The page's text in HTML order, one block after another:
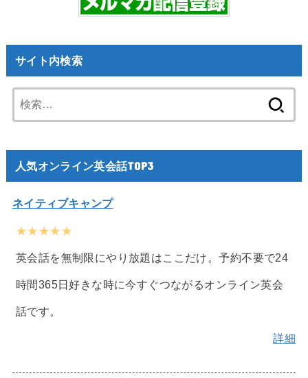
サイト内検索
索:
人気オンライン英会話TOP3
ネイティブキャンプ
★★★★★
英会話を無制限にやり放題はここだけ。予約不要で24
時間365日好きな時に今すぐつながるオンライン英会
話です。
詳細